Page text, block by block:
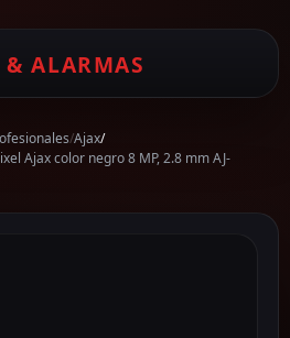
& ALARMAS
/Ajax/
Ajax color negro 8 MP, 2.8 mm AJ-